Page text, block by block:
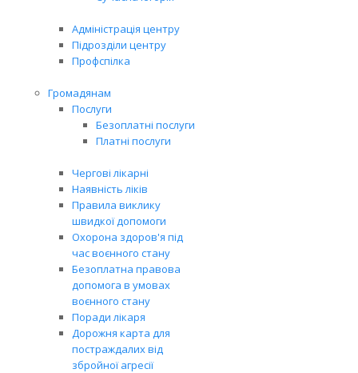
Адміністрація центру
Підрозділи центру
Профспілка
Громадянам
Послуги
Безоплатні послуги
Платні послуги
Чергові лікарні
Наявність ліків
Правила виклику
швидкої допомоги
Охорона здоров'я під
час воєнного стану
Безоплатна правова
допомога в умовах
воєнного стану
Поради лікаря
Дорожня карта для
постраждалих від
збройної агресії